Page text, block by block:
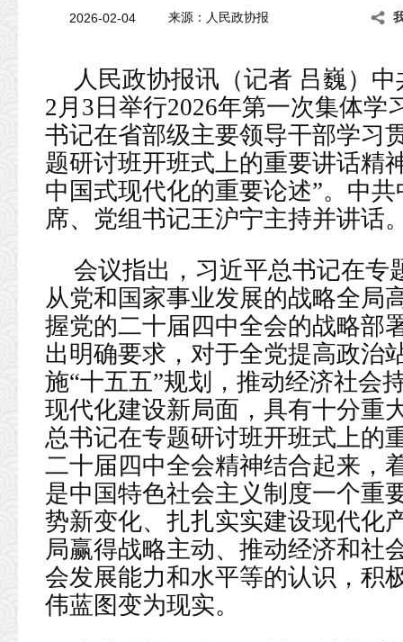
2026-02-04 来源：人民政协报
人民政协报讯（记者 吕巍）
2月3日举行2026年第一次集体学
书记在省部级主要领导干部学习
题研讨班开班式上的重要讲话精
中国式现代化的重要论述”。中
席、党组书记王沪宁主持并讲话
会议指出，习近平总书记在专
从党和国家事业发展的战略全局
握党的二十届四中全会的战略部
出明确要求，对于全党提高政治
施“十五五”规划，推动经济社会
现代化建设新局面，具有十分重
总书记在专题研讨班开班式上的
二十届四中全会精神结合起来，
是中国特色社会主义制度一个重
势新变化、扎扎实实建设现代化
局赢得战略主动、推动经济和社
会发展能力和水平等的认识，积
伟蓝图变为现实。